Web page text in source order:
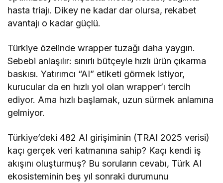
hasta triajı. Dikey ne kadar dar olursa, rekabet
avantajı o kadar güçlü.
Türkiye özelinde wrapper tuzağı daha yaygın.
Sebebi anlaşılır: sınırlı bütçeyle hızlı ürün çıkarma
baskısı. Yatırımcı “AI” etiketi görmek istiyor,
kurucular da en hızlı yol olan wrapper’ı tercih
ediyor. Ama hızlı başlamak, uzun sürmek anlamına
gelmiyor.
Türkiye’deki 482 AI girişiminin (TRAI 2025 verisi)
kaçı gerçek veri katmanına sahip? Kaçı kendi iş
akışını oluşturmuş? Bu soruların cevabı, Türk AI
ekosisteminin beş yıl sonraki durumunu